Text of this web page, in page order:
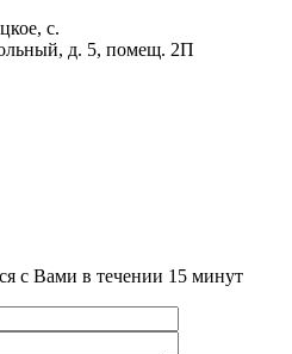
с.
д. 5, помещ. 2П
с Вами в течении 15 минут